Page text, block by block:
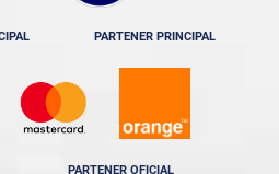
PARTENER PRINCIPAL
PARTENER OFICIAL